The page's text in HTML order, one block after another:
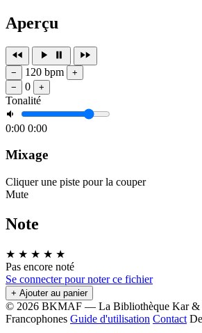
Aperçu
− 120 bpm
+
−
0 +
Tonalité
0:00 0:00
Mixage
Cliquer une piste pour la couper
Mute
Note
★ ★ ★ ★ ★
Pas encore noté
Se connecter pour noter ce fichier
+ Ajouter au panier
© 2026 BKMAF — La Bibliothèque Kar &
Francophones Guide d'utilisation Contact